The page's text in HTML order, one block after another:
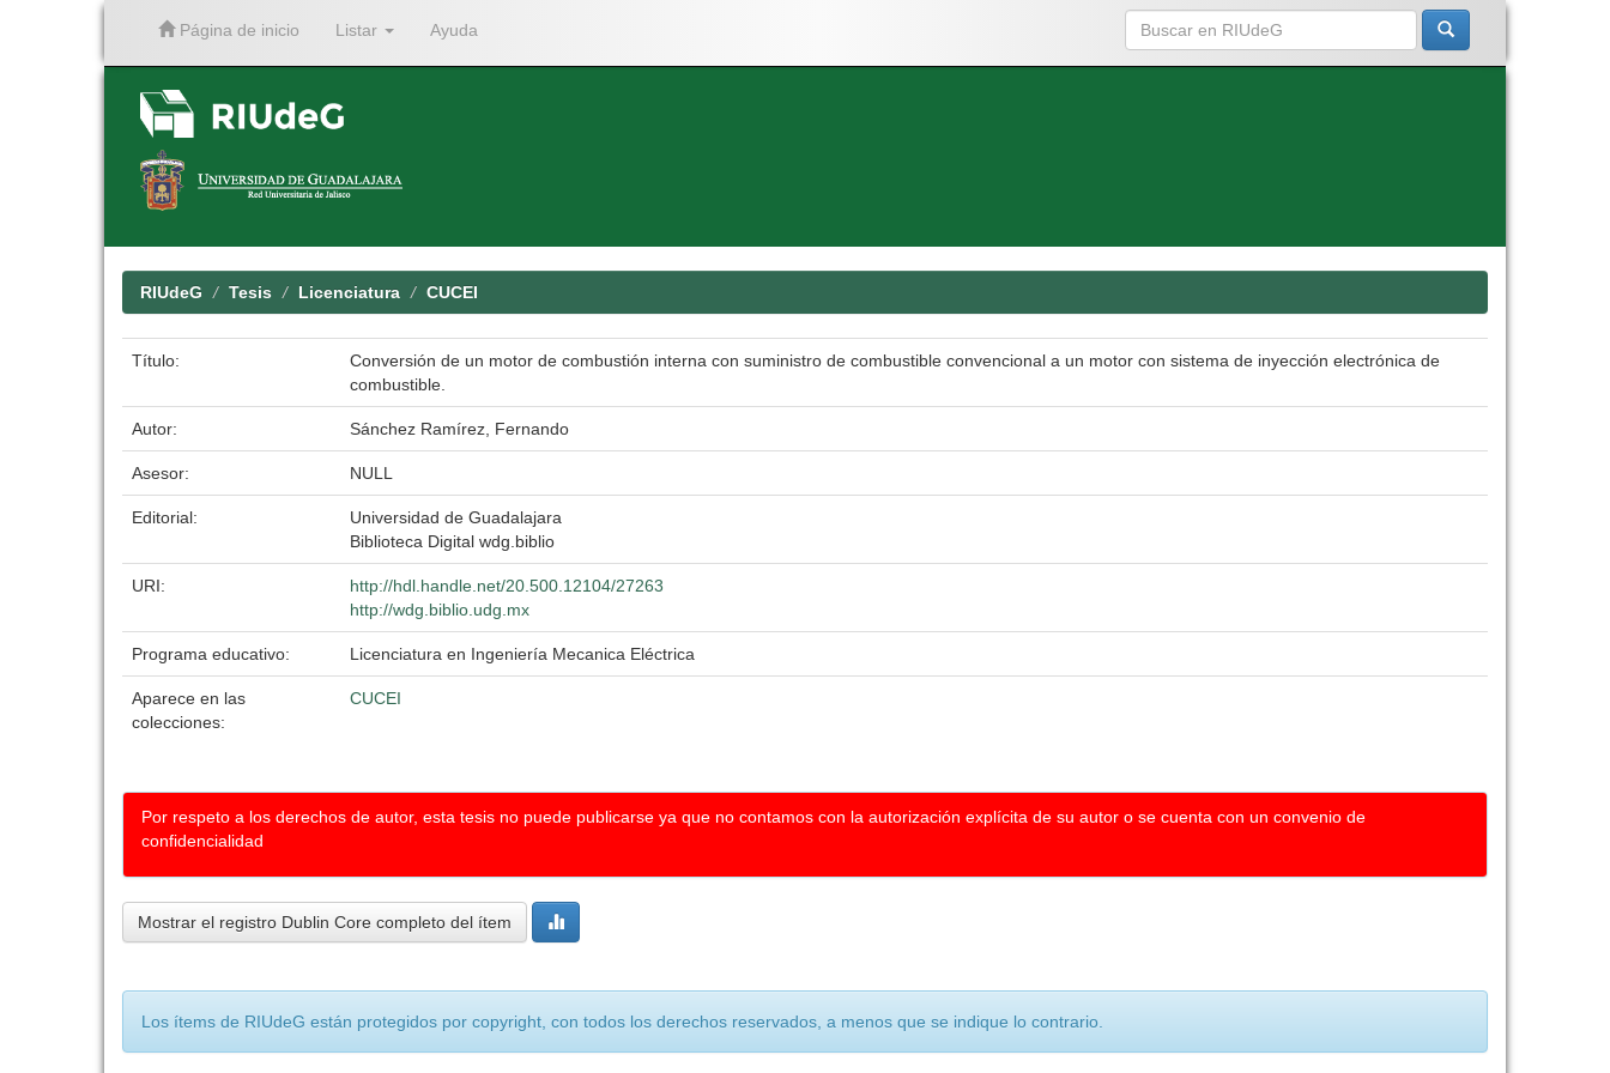
Página de inicio Listar Ayuda
RIUdeG Tesis Licenciatura CUCEI
Título:
Conversión de un motor de combustión interna con suministro de combustible convencional a un motor con sistema de inyección electrónica de
combustible.
Autor: Sánchez Ramírez, Fernando
Asesor: NULL
Editorial:
Universidad de Guadalajara
Biblioteca Digital wdg.biblio
URI:
http://hdl.handle.net/20.500.12104/27263
http://wdg.biblio.udg.mx
Programa educativo: Licenciatura en Ingeniería Mecanica Eléctrica
Aparece en las
colecciones:
CUCEI
Por respeto a los derechos de autor, esta tesis no puede publicarse ya que no contamos con la autorización explícita de su autor o se cuenta con un convenio de
confidencialidad
Mostrar el registro Dublin Core completo del ítem
Los ítems de RIUdeG están protegidos por copyright, con todos los derechos reservados, a menos que se indique lo contrario.